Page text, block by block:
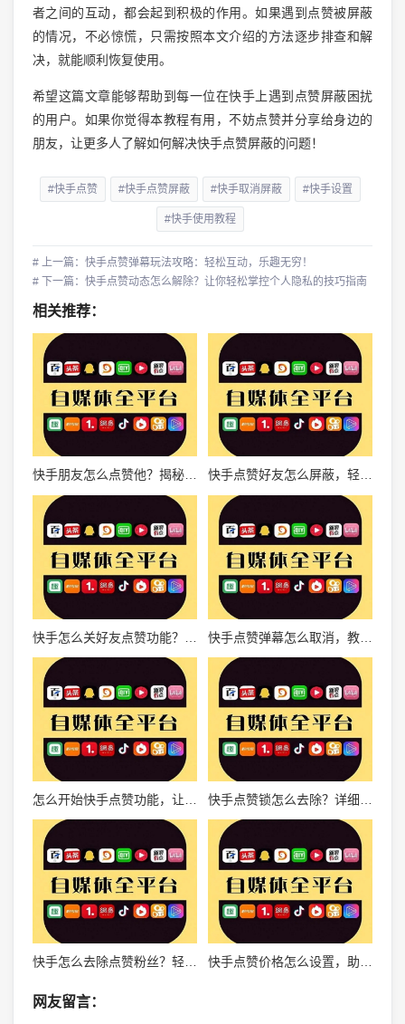
者之间的互动，都会起到积极的作用。如果遇到点赞被屏蔽
的情况，不必惊慌，只需按照本文介绍的方法逐步排查和解
决，就能顺利恢复使用。
希望这篇文章能够帮助到每一位在快手上遇到点赞屏蔽困扰
的用户。如果你觉得本教程有用，不妨点赞并分享给身边的
朋友，让更多人了解如何解决快手点赞屏蔽的问题！
#快手点赞 #快手点赞屏蔽 #快手取消屏蔽 #快手设置
#快手使用教程
# 上一篇：快手点赞弹幕玩法攻略：轻松互动，乐趣无穷！
# 下一篇：快手点赞动态怎么解除？让你轻松掌控个人隐私的技巧指南
相关推荐：
快手朋友怎么点赞他？揭秘点赞技巧，让你们的关系更亲近！ 快手点赞好友怎么屏蔽，轻松搞定社交烦恼
快手点赞弹幕怎么取消，教你轻松解决烦恼！
快手怎么去除点赞粉丝？轻松掌握有效技巧！
网友留言：